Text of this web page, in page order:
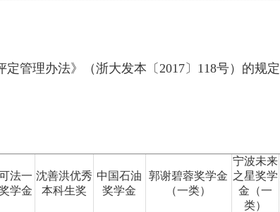
管理办法》（浙大发本〔 2017 〕 118号）的规
法一
学金
沈善洪优秀
本科生奖
中国石油
奖学金
郭谢碧蓉奖学金
（一类）
宁波未来
之星奖学
金（一
类）